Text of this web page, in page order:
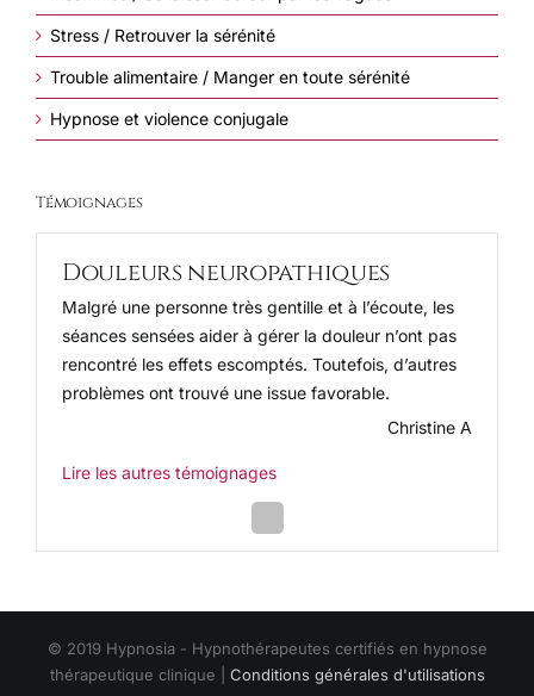
Stress / Retrouver la sérénité
Trouble alimentaire / Manger en toute sérénité
Hypnose et violence conjugale
Témoignages
Douleurs neuropathiques
Malgré une personne très gentille et à l’écoute, les
séances sensées aider à gérer la douleur n’ont pas
rencontré les effets escomptés. Toutefois, d’autres
problèmes ont trouvé une issue favorable.
Christine A
Lire les autres témoignages
Slide
© 2019 Hypnosia - Hypnothérapeutes certifiés en hypnose
thérapeutique clinique | Conditions générales d'utilisations